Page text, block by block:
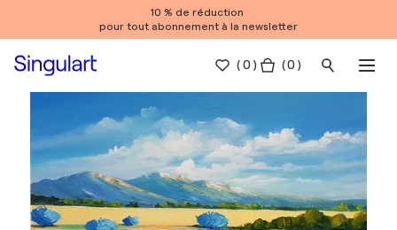
10 % de réduction
pour tout abonnement à la newsletter
(0 ) ( 0 )